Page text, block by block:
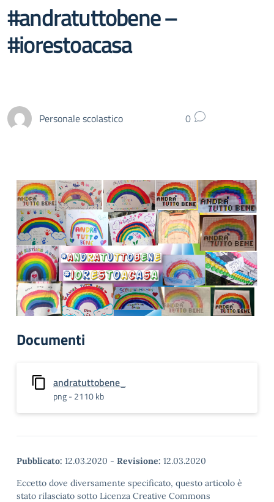
#andratuttobene –
#iorestoacasa
Personale scolastico 0
Documenti
andratuttobene_
png - 2110 kb
Pubblicato: 12.03.2020 - Revisione: 12.03.2020
Eccetto dove diversamente specificato, questo articolo è
stato rilasciato sotto Licenza Creative Commons